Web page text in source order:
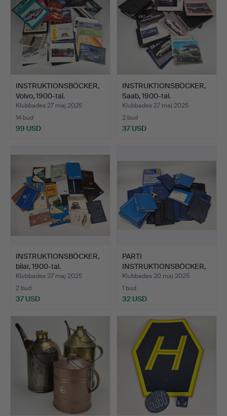
INSTRUKTIONSBÖCKER,
Volvo, 1900-tal.
Klubbades 27 maj 2025
14 bud
99 USD
INSTRUKTIONSBÖCKER,
Saab, 1900-tal.
Klubbades 27 maj 2025
2 bud
37 USD
INSTRUKTIONSBÖCKER,
bilar, 1900-tal.
Klubbades 27 maj 2025
2 bud
37 USD
PARTI
INSTRUKTIONSBÖCKER,
1900-tal.
Klubbades 20 maj 2025
1 bud
32 USD